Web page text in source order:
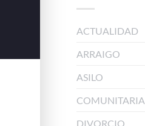
ACTUALIDAD
ARRAIGO
ASILO
COMUNITARIA
DIVORCIO